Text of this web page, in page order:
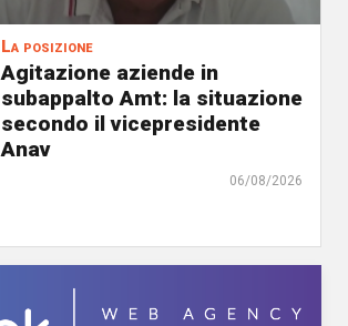
La posizione
Agitazione aziende in
subappalto Amt: la situazione
secondo il vicepresidente
Anav
06/08/2026